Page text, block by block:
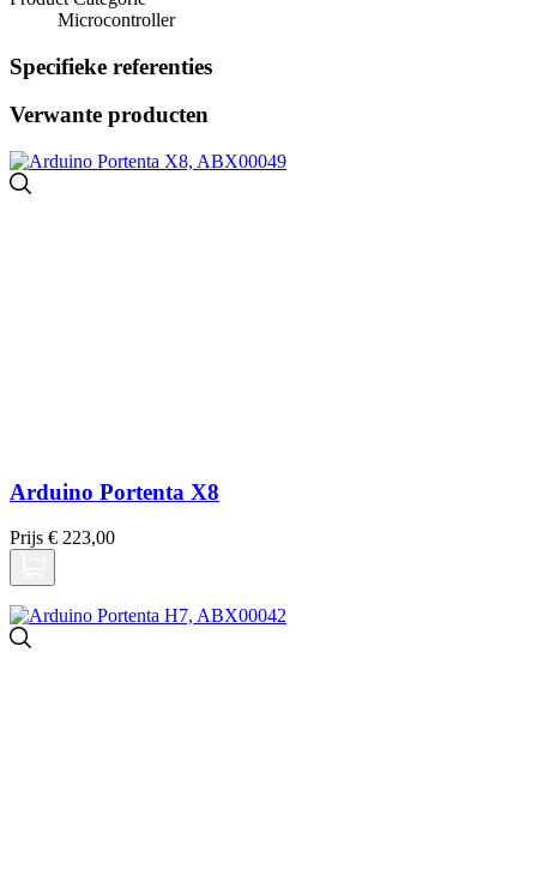
Microcontroller
Specifieke referenties
Verwante producten
Arduino Portenta X8
Prijs € 223,00